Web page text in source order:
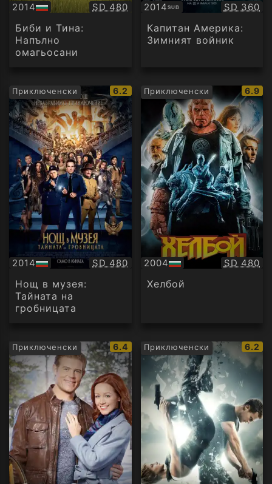
2014
БГ
аудио
Качество:
SD 480
Биби и Тина:
Напълно
омагьосани
2014SUB
Субтитри SD 360
Капитан Америка:
Зимният войник
Приключенски
IMDb
рейтинг:
6.2
2014
БГ
аудио
Качество:
SD 480
Нощ в музея:
Тайната на
гробницата
Приключенски
IMDb
6.9
2004
БГ
аудио
SD 480
Хелбой
Приключенски
IMDb
рейтинг:
6.4 Приключенски
IMDb
6.2